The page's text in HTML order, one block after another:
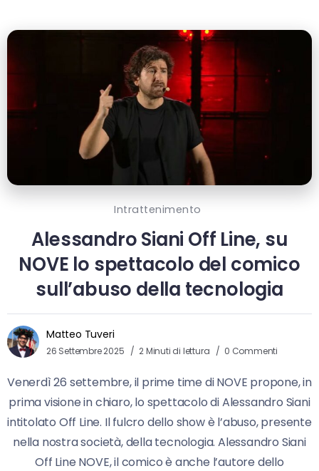
Intrattenimento
Alessandro Siani Off Line, su
NOVE lo spettacolo del comico
sull’abuso della tecnologia
Matteo Tuveri
26 Settembre 2025 2 Minuti di lettura 0 Commenti
Venerdì 26 settembre, il prime time di NOVE propone, in
prima visione in chiaro, lo spettacolo di Alessandro Siani
intitolato Off Line. Il fulcro dello show è l’abuso, presente
nella nostra società, della tecnologia. Alessandro Siani
Off Line NOVE, il comico è anche l’autore dello